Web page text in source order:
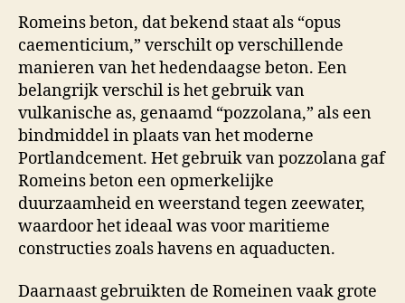
Romeins beton, dat bekend staat als “opus
caementicium,” verschilt op verschillende
manieren van het hedendaagse beton. Een
belangrijk verschil is het gebruik van
vulkanische as, genaamd “pozzolana,” als een
bindmiddel in plaats van het moderne
Portlandcement. Het gebruik van pozzolana gaf
Romeins beton een opmerkelijke
duurzaamheid en weerstand tegen zeewater,
waardoor het ideaal was voor maritieme
constructies zoals havens en aquaducten.
Daarnaast gebruikten de Romeinen vaak grote